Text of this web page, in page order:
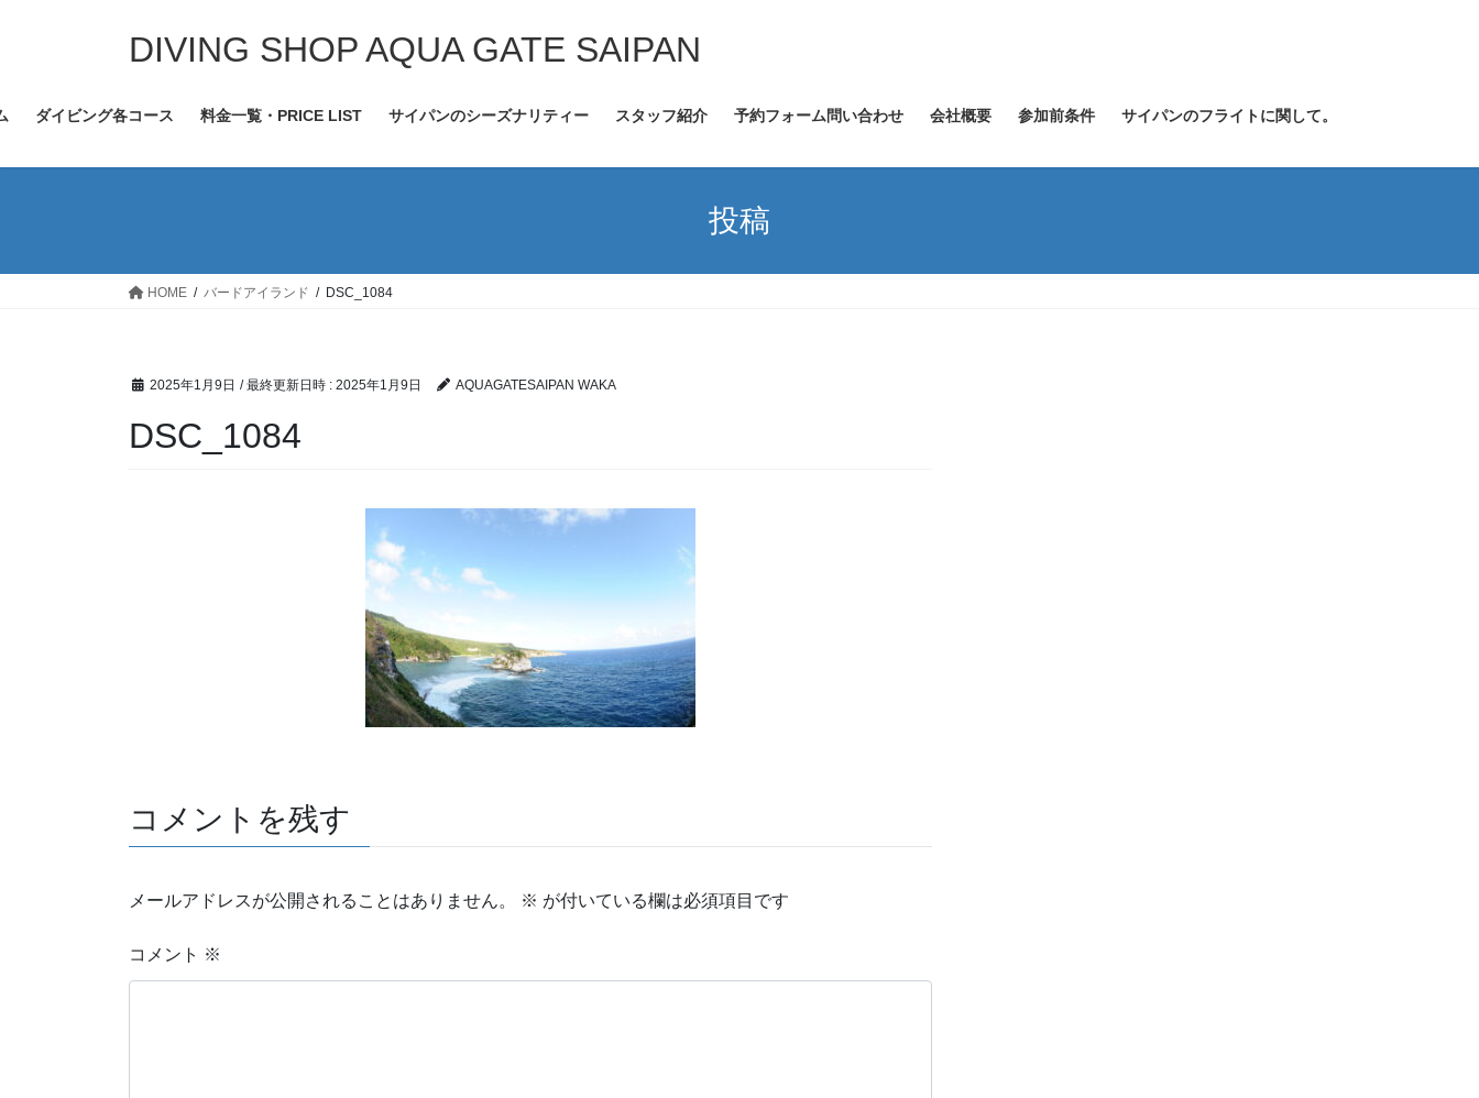
ツ
ス
シ
ン
DIVING SHOP AQUA GATE SAIPAN
ダイビング各コース 料金一覧・PRICE LIST サイパンのシーズナリティー スタッフ紹介 予約フォーム問い合わせ 会社概要 参加前条件 サイパンのフライトに関して。
投稿
HOME バードアイランド DSC_1084
2025年1月9日 / 最終更新日時 : 2025年1月9日 AQUAGATESAIPAN WAKA
DSC_1084
コメントを残す
メールアドレスが公開されることはありません。 ※ が付いている欄は必須項目です
コメント ※